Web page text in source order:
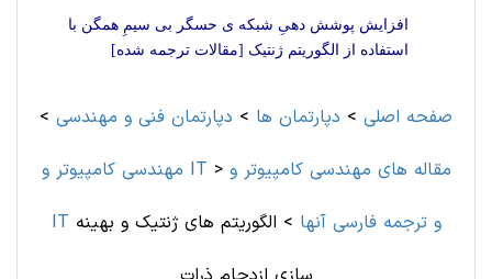
افزایش پوشش دهیِ شبکه ی حسگر بی سیمِ همگن با
استفاده از الگوریتم ژنتیک [مقالات ترجمه شده]
صفحه اصلی > دپارتمان ها > دپارتمان فنی و مهندسی >
مهندسی کامپیوتر و IT > مقاله های مهندسی کامپیوتر و
IT و ترجمه فارسی آنها > الگوریتم های ژنتیک و بهینه